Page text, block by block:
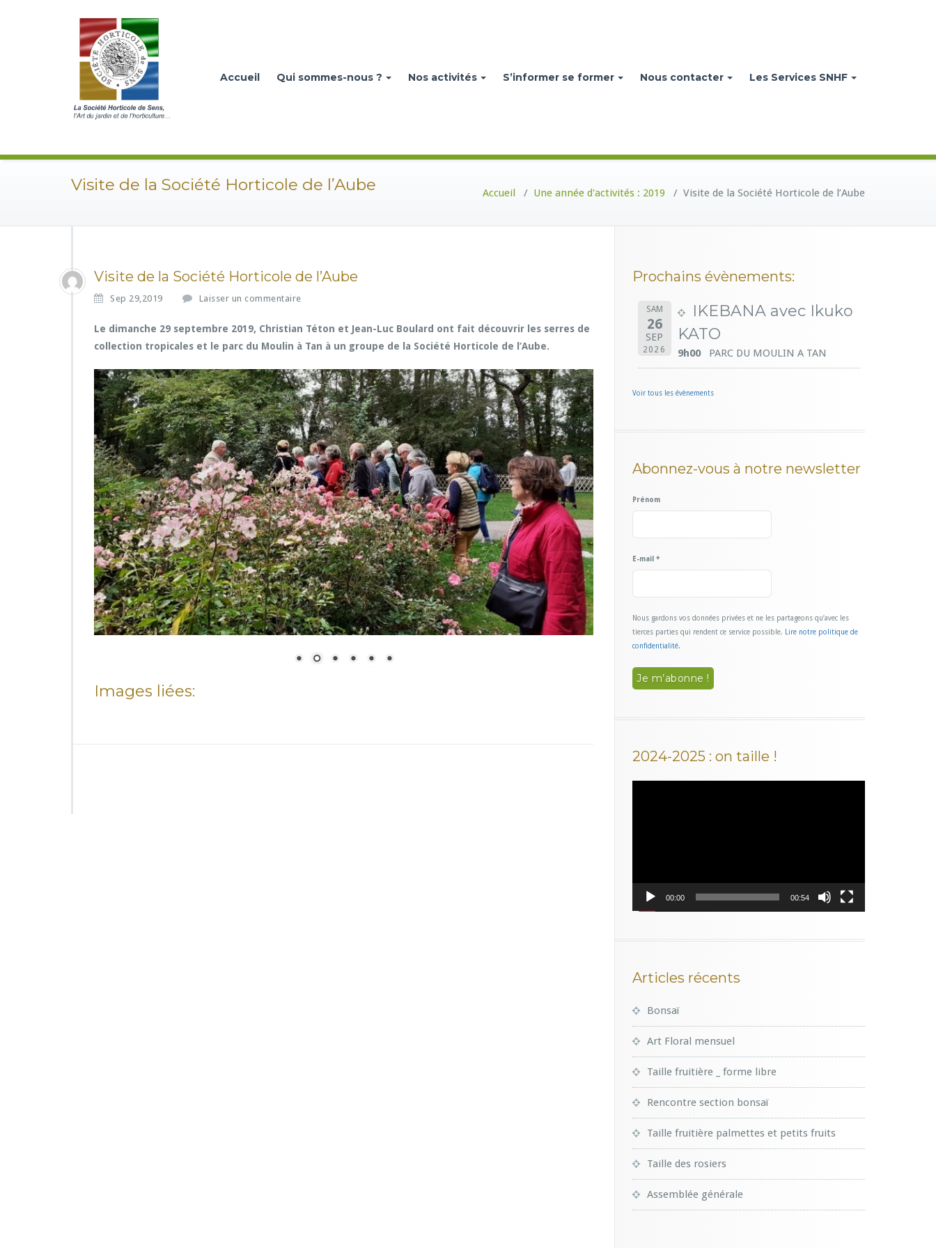
Accueil Qui sommes-nous ? Nos activités S’informer se former Nous contacter Les Services SNHF
Visite de la Société Horticole de l’Aube Accueil / Une année d'activités : 2019 / Visite de la Société Horticole de l’Aube
Visite de la Société Horticole de l’Aube
Sep 29,2019 Laisser un commentaire
Le dimanche 29 septembre 2019, Christian Téton et Jean-Luc Boulard ont fait découvrir les serres de
collection tropicales et le parc du Moulin à Tan à un groupe de la Société Horticole de l’Aube.
Images liées:
Prochains évènements:
SAM
26
SEP
2026
IKEBANA avec Ikuko
KATO
9h00 PARC DU MOULIN A TAN
Voir tous les évènements
Abonnez-vous à notre newsletter
Prénom
E-mail *
Nous gardons vos données privées et ne les partageons qu’avec les
tierces parties qui rendent ce service possible.
Lire notre politique de
confidentialité.
2024-2025 : on taille !
00:00 00:54
Articles récents
Bonsaï
Art Floral mensuel
Taille fruitière _ forme libre
Rencontre section bonsaï
Taille fruitière palmettes et petits fruits
Taille des rosiers
Assemblée générale